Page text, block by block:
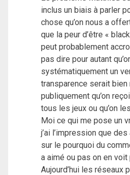
inclus un biais à parler
chose qu’on nous a
que la peur d’être «
peut probablement
pas dire pour autant
systématiquement un
transparence serait bien
publiquement qu’on
tous les jeux ou qu’on
Moi ce qui me pose un
j’ai l’impression que
sur le pourquoi du
a aimé ou pas on en voit
Aujourd’hui les réseaux